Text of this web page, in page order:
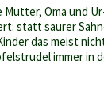
Oma und
statt saurer
das meist
immer in